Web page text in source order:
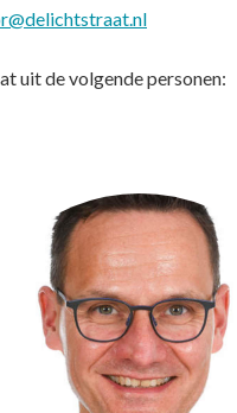
uit de volgende personen: